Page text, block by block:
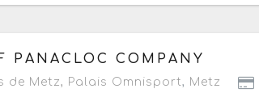
septembre 2026 à partir de 20h
PANACLOC COMPANY
de Metz, Palais Omnisport, Metz